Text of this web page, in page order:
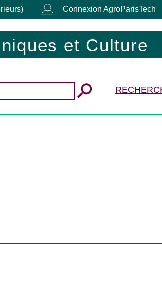
Connexion AgroParisTech
et Culture